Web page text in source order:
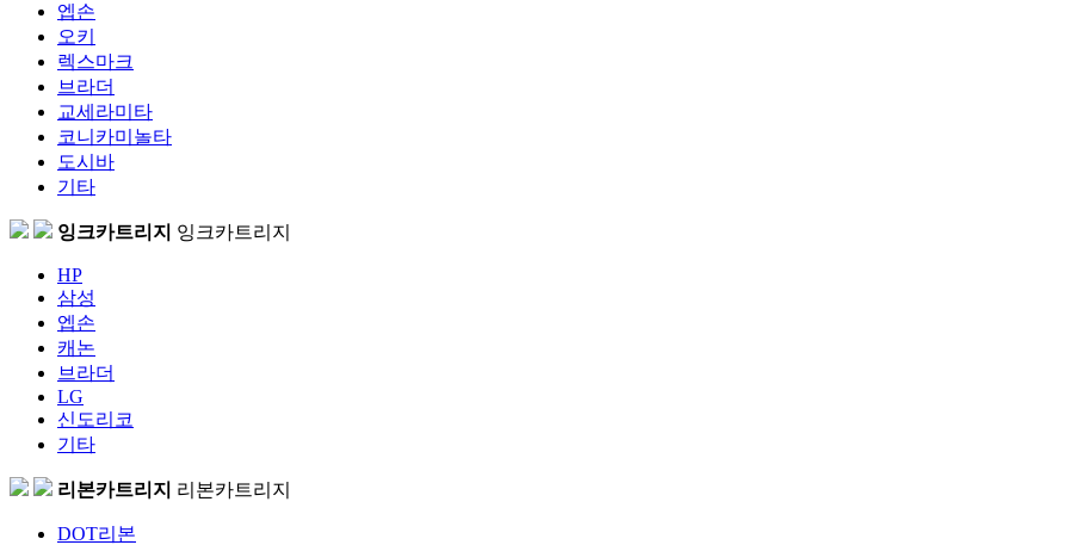
엡손
오키
렉스마크
브라더
교세라미타
코니카미놀타
도시바
기타
잉크카트리지 잉크카트리지
HP
삼성
엡손
캐논
브라더
LG
신도리코
기타
리본카트리지 리본카트리지
DOT리본